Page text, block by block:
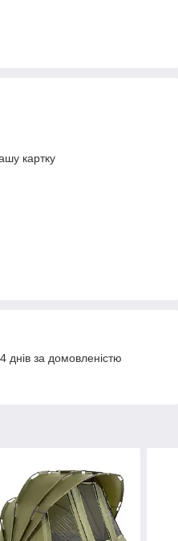
картку
днів за домовленістю